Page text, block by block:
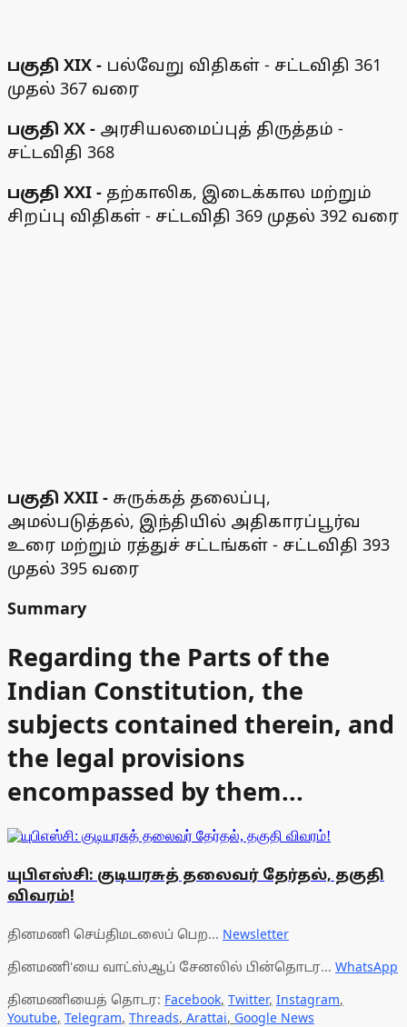
பகுதி XIX - பல்வேறு விதிகள் - சட்டவிதி 361
முதல் 367 வரை
பகுதி XX - அரசியலமைப்புத் திருத்தம் -
சட்டவிதி 368
பகுதி XXI - தற்காலிக, இடைக்கால மற்றும்
சிறப்பு விதிகள் - சட்டவிதி 369 முதல் 392 வரை
பகுதி XXII - சுருக்கத் தலைப்பு,
அமல்படுத்தல், இந்தியில் அதிகாரப்பூர்வ
உரை மற்றும் ரத்துச் சட்டங்கள் - சட்டவிதி 393
முதல் 395 வரை
Summary
Regarding the Parts of the
Indian Constitution, the
subjects contained therein, and
the legal provisions
encompassed by them...
யுபிஎஸ்சி: குடியரசுத் தலைவர் தேர்தல், தகுதி
விவரம்!
தினமணி செய்திமடலைப் பெற... Newsletter
தினமணி'யை வாட்ஸ்ஆப் சேனலில் பின்தொடர... WhatsApp
தினமணியைத் தொடர: Facebook, Twitter, Instagram,
Youtube, Telegram, Threads, Arattai, Google News